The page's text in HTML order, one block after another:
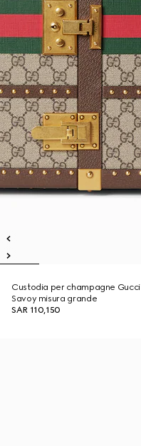
Custodia per champagne Gucci
Savoy misura grande
SAR 110,150